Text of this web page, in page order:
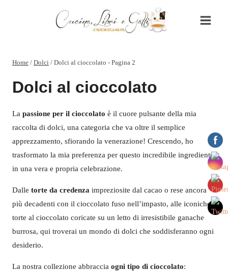
Home / Dolci / Dolci al cioccolato - Pagina 2
Dolci al cioccolato
La passione per il cioccolato è il cuore pulsante della mia
raccolta di dolci, una categoria che va oltre il semplice
apprezzamento, sfiorando la venerazione! Crescendo, ho
trasformato la mia preferenza per questo incredibile ingrediente
in una vera e propria celebrazione.
Dalle torte da credenza impreziosite dal cacao o rese ancora
più decadenti con il cioccolato fuso nell’impasto, alle iconiche
torte al cioccolato coricate su un letto di irresistibile ganache
burrosa, qui troverai un mondo di dolci che soddisferanno ogni
desiderio.
La nostra collezione abbraccia ogni tipo di cioccolato: